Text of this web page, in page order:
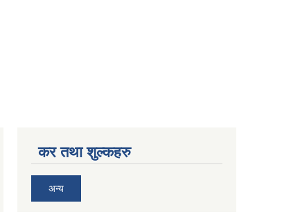
कर तथा शुल्कहरु
अन्य